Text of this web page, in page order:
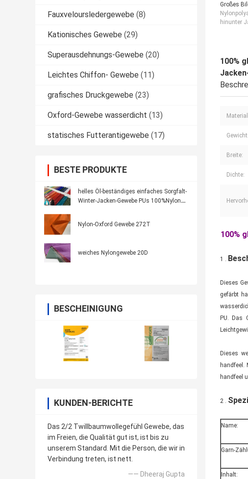
Fauxveloursledergewebe (8)
Kationisches Gewebe (29)
Superausdehnungs-Gewebe (20)
Leichtes Chiffon- Gewebe (11)
grafisches Druckgewebe (23)
Oxford-Gewebe wasserdicht (13)
statisches Futterantigewebe (17)
BESTE PRODUKTE
helles Öl-beständiges einfaches Sorgfalt-
Winter-Jacken-Gewebe PUs 100%Nylon
Nylon-Oxford Gewebe 272T
weiches Nylongewebe 20D
BESCHEINIGUNG
KUNDEN-BERICHTE
Das 2/2 Twillbaumwollegefühl Gewebe, das
im Freien, die Qualität gut ist, ist bis zu
unserem Standard. Mit die Person, die wir in
Verbindung treten, ist nett.
—— Dheeraj Gupta
Großes
hinunter
100%
Gewicht:
Breite:
Dichte:
100%
1 .
Dieses
gefärbt
PU. Das
Dieses
handfeel.
handfeel
2 .
Name:
Garn-
Inhalt: